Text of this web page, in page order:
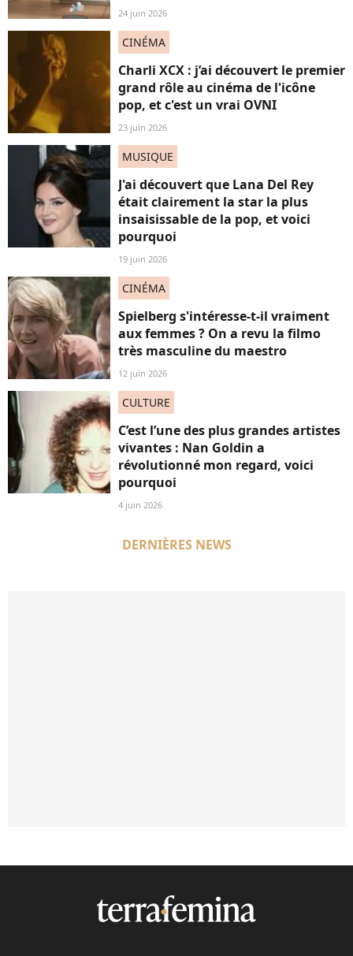
24 juin 2026
CINÉMA
Charli XCX : j’ai découvert le premier
grand rôle au cinéma de l'icône
pop, et c'est un vrai OVNI
23 juin 2026
MUSIQUE
J'ai découvert que Lana Del Rey
était clairement la star la plus
insaisissable de la pop, et voici
pourquoi
19 juin 2026
CINÉMA
Spielberg s'intéresse-t-il vraiment
aux femmes ? On a revu la filmo
très masculine du maestro
12 juin 2026
CULTURE
C’est l’une des plus grandes artistes
vivantes : Nan Goldin a
révolutionné mon regard, voici
pourquoi
4 juin 2026
DERNIÈRES NEWS